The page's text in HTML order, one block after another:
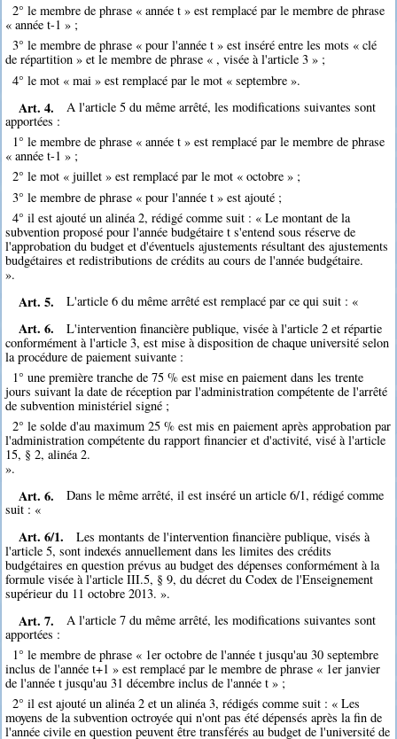
2° le membre de phrase « année t » est remplacé par le membre de phrase
« année t-1 » ;
3° le membre de phrase « pour l'année t » est inséré entre les mots « clé
de répartition » et le membre de phrase « , visée à l'article 3 » ;
4° le mot « mai » est remplacé par le mot « septembre ».
Art. 4.
A l'article 5 du même arrêté, les modifications suivantes sont
apportées :
1° le membre de phrase « année t » est remplacé par le membre de phrase
« année t-1 » ;
2° le mot « juillet » est remplacé par le mot « octobre » ;
3° le membre de phrase « pour l'année t » est ajouté ;
4° il est ajouté un alinéa 2, rédigé comme suit : « Le montant de la
subvention proposé pour l'année budgétaire t s'entend sous réserve de
l'approbation du budget et d'éventuels ajustements résultant des ajustements
budgétaires et redistributions de crédits au cours de l'année budgétaire.
».
Art. 5. L'article 6 du même arrêté est remplacé par ce qui suit : «
Art. 6.
L'intervention financière publique, visée à l'article 2 et répartie
conformément à l'article 3, est mise à disposition de chaque université selon
la procédure de paiement suivante :
1° une première tranche de 75 % est mise en paiement dans les trente
jours suivant la date de réception par l'administration compétente de l'arrêté
de subvention ministériel signé ;
2° le solde d'au maximum 25 % est mis en paiement après approbation par
l'administration compétente du rapport financier et d'activité, visé à l'article
15, § 2, alinéa 2.
».
Art. 6.
Dans le même arrêté, il est inséré un article 6/1, rédigé comme
suit : «
Art. 6/1.
Les montants de l'intervention financière publique, visés à
l'article 5, sont indexés annuellement dans les limites des crédits
budgétaires en question prévus au budget des dépenses conformément à la
formule visée à l'article III.5, § 9, du décret du Codex de l'Enseignement
supérieur du 11 octobre 2013. ».
Art. 7.
A l'article 7 du même arrêté, les modifications suivantes sont
apportées :
1° le membre de phrase « 1er octobre de l'année t jusqu'au 30 septembre
inclus de l'année t+1 » est remplacé par le membre de phrase « 1er janvier
de l'année t jusqu'au 31 décembre inclus de l'année t » ;
2° il est ajouté un alinéa 2 et un alinéa 3, rédigés comme suit : « Les
moyens de la subvention octroyée qui n'ont pas été dépensés après la fin de
l'année civile en question peuvent être transférés au budget de l'université de